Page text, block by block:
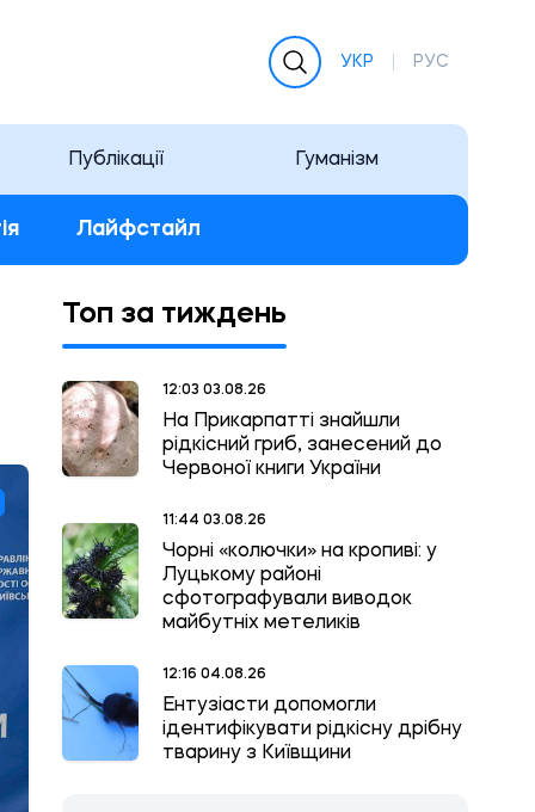
УКР РУС
Публікації Гуманізм
Лайфстайл
Топ за тиждень
12:03 03.08.26
На Прикарпатті знайшли
рідкісний гриб, занесений до
Червоної книги України
11:44 03.08.26
Чорні «колючки» на кропиві: у
Луцькому районі
сфотографували виводок
майбутніх метеликів
12:16 04.08.26
Ентузіасти допомогли
ідентифікувати рідкісну дрібну
тварину з Київщини